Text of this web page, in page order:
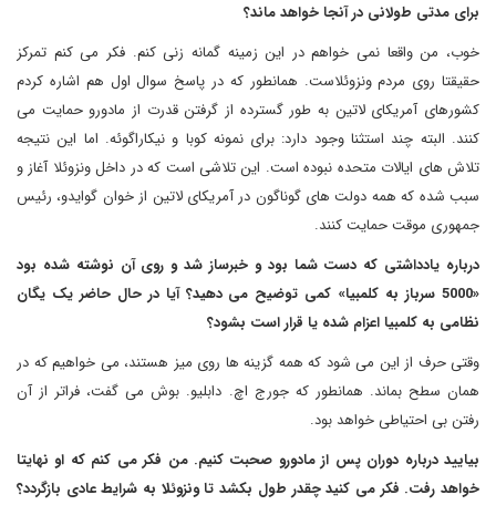
برای مدتی طولانی در آنجا خواهد ماند؟
خوب، من واقعا نمی خواهم در این زمینه گمانه زنی کنم. فکر می کنم تمرکز
حقیقتا روی مردم ونزوئلاست. همانطور که در پاسخ سوال اول هم اشاره کردم
کشورهای آمریکای لاتین به طور گسترده از گرفتن قدرت از مادورو حمایت می
کنند. البته چند استثنا وجود دارد: برای نمونه کوبا و نیکاراگوئه. اما این نتیجه
تلاش های ایالات متحده نبوده است. این تلاشی است که در داخل ونزوئلا آغاز و
سبب شده که همه دولت های گوناگون در آمریکای لاتین از خوان گوایدو، رئیس
جمهوری موقت حمایت کنند.
درباره یادداشتی که دست شما بود و خبرساز شد و روی آن نوشته شده بود
«5000 سرباز به کلمبیا» کمی توضیح می دهید؟ آیا در حال حاضر یک یگان
نظامی به کلمبیا اعزام شده یا قرار است بشود؟
وقتی حرف از این می شود که همه گزینه ها روی میز هستند، می خواهیم که در
همان سطح بماند. همانطور که جورج اچ. دابلیو. بوش می گفت، فراتر از آن
رفتن بی احتیاطی خواهد بود.
بیایید درباره دوران پس از مادورو صحبت کنیم. من فکر می کنم که او نهایتا
خواهد رفت. فکر می کنید چقدر طول بکشد تا ونزوئلا به شرایط عادی بازگردد؟